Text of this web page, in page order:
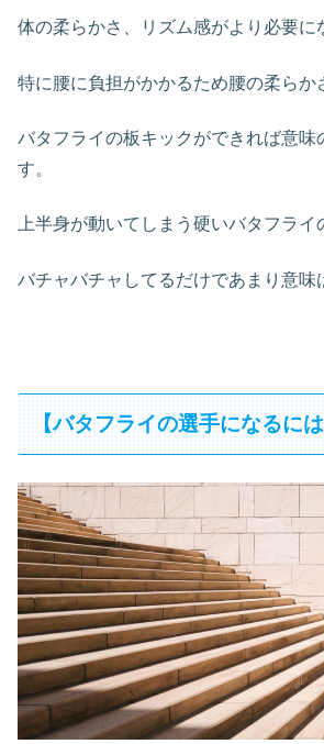
体の柔らかさ、リズム感がより必要に
特に腰に負担がかかるため腰の柔らか
バタフライの板キックができれば意味
す。
上半身が動いてしまう硬いバタフライ
バチャバチャしてるだけであまり意味
【バタフライの選手になるに